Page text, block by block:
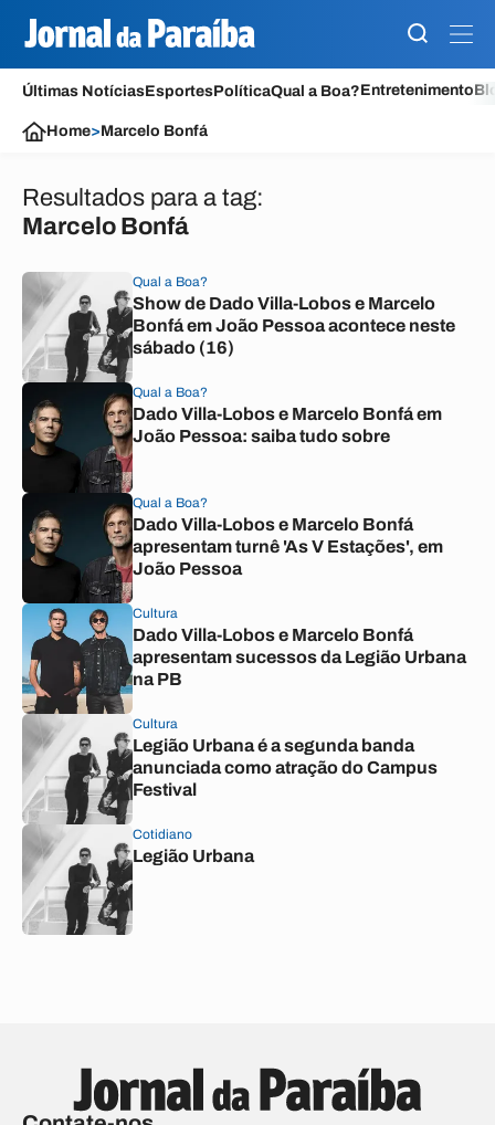
Últimas NotíciasEsportesPolíticaQual a Boa?Entretenimento
Home>Marcelo Bonfá
Resultados para a tag:
Marcelo Bonfá
Qual a Boa?
Show de Dado Villa-Lobos e Marcelo
Bonfá em João Pessoa acontece neste
sábado (16)
Qual a Boa?
Dado Villa-Lobos e Marcelo Bonfá em
João Pessoa: saiba tudo sobre
Qual a Boa?
Dado Villa-Lobos e Marcelo Bonfá
apresentam turnê 'As V Estações', em
João Pessoa
Cultura
Dado Villa-Lobos e Marcelo Bonfá
apresentam sucessos da Legião Urbana
na PB
Cultura
Legião Urbana é a segunda banda
anunciada como atração do Campus
Festival
Cotidiano
Legião Urbana